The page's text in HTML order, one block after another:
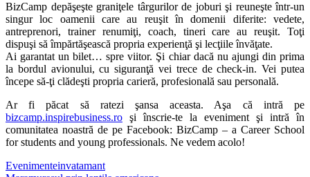
BizCamp depăşeşte graniţele târgurilor de joburi şi reuneşte într-un
singur loc oamenii care au reuşit în domenii diferite: vedete,
antreprenori, trainer renumiţi, coach, tineri care au reuşit. Toţi
dispuşi să împărtăşească propria experienţă şi lecţiile învăţate.
Ai garantat un bilet… spre viitor. Şi chiar dacă nu ajungi din prima
la bordul avionului, cu siguranţă vei trece de check-in. Vei putea
începe să-ţi clădeşti propria carieră, profesională sau personală.
Ar fi păcat să ratezi şansa aceasta. Aşa că intră pe
bizcamp.inspirebusiness.ro şi înscrie-te la eveniment şi intră în
comunitatea noastră de pe Facebook: BizCamp – a Career School
for students and young professionals. Ne vedem acolo!
Evenimenteinvatamant